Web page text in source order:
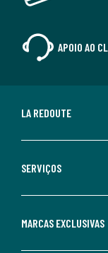
APOIO AO
LA REDOUTE
SERVIÇOS
MARCAS EXCLUSIVAS